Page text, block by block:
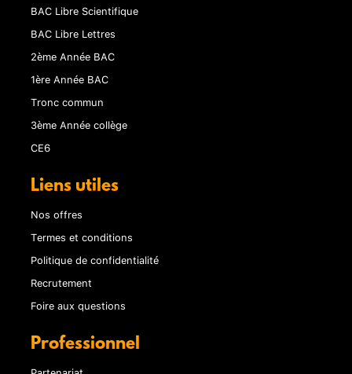
BAC Libre Scientifique
BAC Libre Lettres
2ème Année BAC
1ère Année BAC
Tronc commun
3ème Année collège
CE6
Liens utiles
Nos offres
Termes et conditions
Politique de confidentialité
Recrutement
Foire aux questions
Professionnel